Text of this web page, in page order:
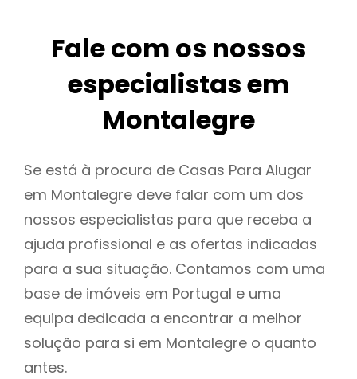
Fale com os nossos
especialistas em
Montalegre
Se está à procura de Casas Para Alugar
em Montalegre deve falar com um dos
nossos especialistas para que receba a
ajuda profissional e as ofertas indicadas
para a sua situação. Contamos com uma
base de imóveis em Portugal e uma
equipa dedicada a encontrar a melhor
solução para si em Montalegre o quanto
antes.